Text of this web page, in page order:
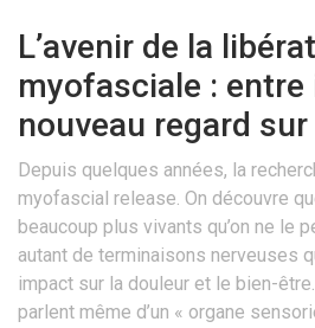
L’avenir de la
myofasciale :
nouveau regard
Depuis quelques années, la
myofascial release. On découvre
beaucoup plus vivants qu’on ne le
autant de terminaisons nerveuses
impact sur la douleur et le bien-
parlent même d’un « organe